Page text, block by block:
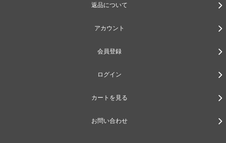
返品について
アカウント
会員登録
ログイン
カートを見る
お問い合わせ